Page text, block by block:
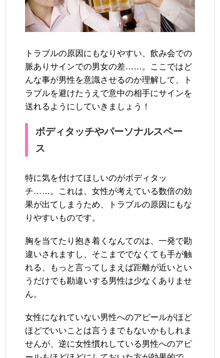
トラブルの原因にもなりやすい、飲み会での
脈ありサインでの男女の差……。ここではど
んな事が男性を意識させるのか理解して、ト
ラブルを避けたうえで意中の相手にサインを
送れるようにしていきましょう！
ボディタッチやパーソナルスペー
ス
特に気を付けてほしいのがボディタッ
チ……。これは、女性が考えている数倍の効
果が出てしまうため、トラブルの原因にもな
りやすいものです。
胸を当てたり抱き着くなんてのは、一発で勘
違いされますし、そこまででなくても手が触
れる、もっと言ってしまえば距離が近いとい
うだけでも勘違いする男性は少なくありませ
ん。
女性になれていない男性へのアピールがほど
ほどでいいことは言うまでもないかもしれま
せんが、逆に女性慣れしている男性へのアピ